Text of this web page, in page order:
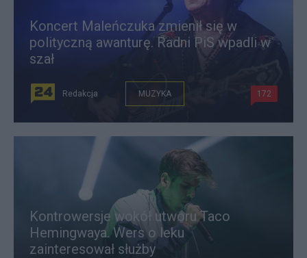
Koncert Maleńczuka zmienił się w
polityczną awanturę. Radni PiS wpadli w
szał
Redakcja MUZYKA 172
Kontrowersje wokół utworu Taco
Hemingwaya. Wers o leku
zainteresował służby